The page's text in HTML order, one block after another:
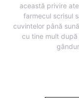
această privire
farmecul scrisul
cuvintelor până
cu tine mult